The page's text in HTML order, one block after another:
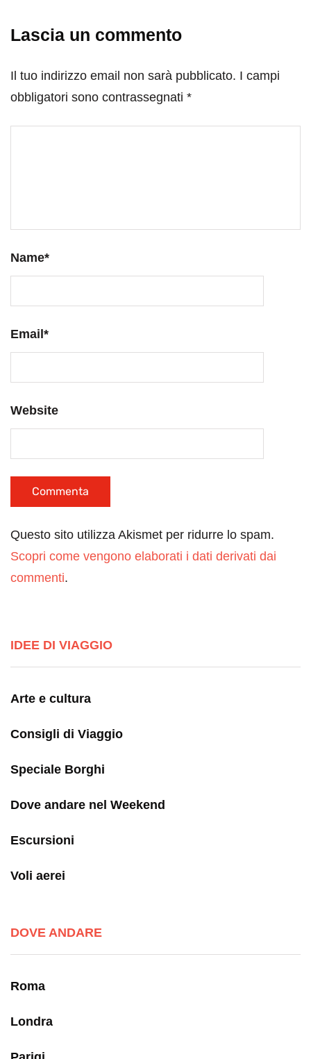
Lascia un commento
Il tuo indirizzo email non sarà pubblicato. I campi
obbligatori sono contrassegnati *
Name*
Email*
Website
Questo sito utilizza Akismet per ridurre lo spam.
Scopri come vengono elaborati i dati derivati dai
commenti.
IDEE DI VIAGGIO
Arte e cultura
Consigli di Viaggio
Speciale Borghi
Dove andare nel Weekend
Escursioni
Voli aerei
DOVE ANDARE
Roma
Londra